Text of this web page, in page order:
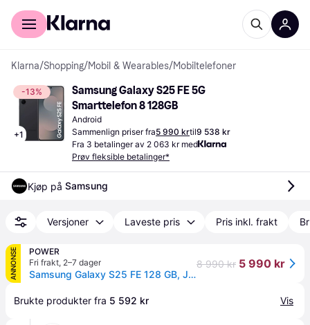
For kunder
Klarna/Shopping/Mobil & Wearables/Mobiltelefoner
-13%
+1
Samsung Galaxy S25 FE 5G
Smarttelefon 8 128GB
Android
Sammenlign priser fra5 990 krtil9 538 kr
Fra 3 betalinger av 2 063 kr med
Prøv fleksible betalinger*
Kjøp på Samsung
Versjoner Laveste pris Pris inkl. frakt
ANNONSE
POWER
Fri frakt, 2–7 dager
Samsung Galaxy S25 FE 128 GB, Jetblack
8 990 kr 5 990 kr
Brukte produkter fra 5 592 kr Vis